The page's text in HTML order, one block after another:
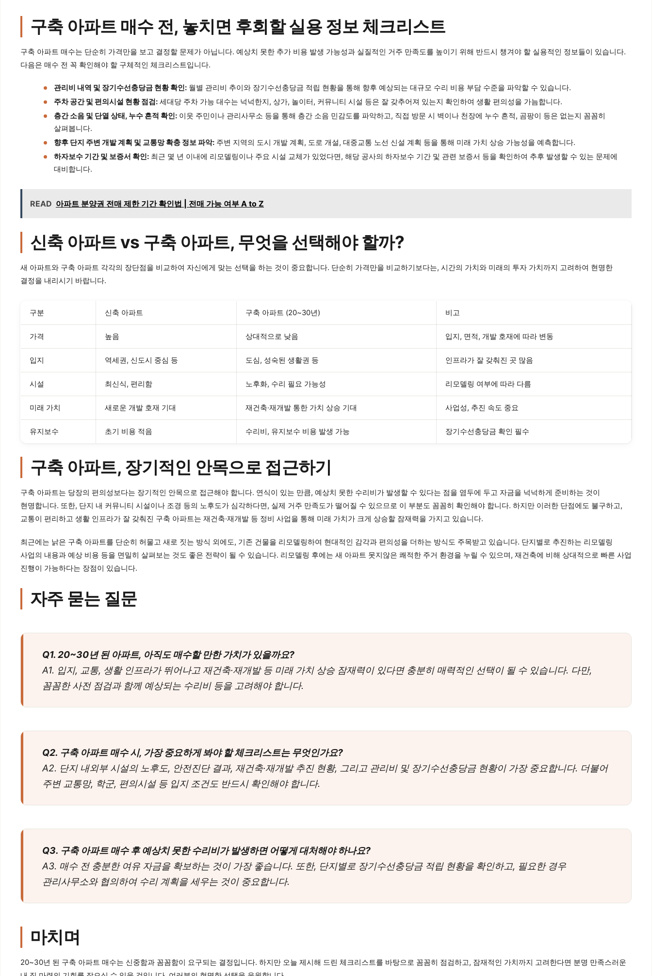
구축 아파트 매수 전, 놓치면 후회할 실용 정보 체크리스트
구축 아파트 매수는 단순히 가격만을 보고 결정할 문제가 아닙니다. 예상치 못한 추가 비용 발생 가능성과 실질적인 거주 만족도를 높이기 위해 반드시 챙겨야 할 실용적인 정보들이 있습니다.
다음은 매수 전 꼭 확인해야 할 구체적인 체크리스트입니다.
관리비 내역 및 장기수선충당금 현황 확인: 월별 관리비 추이와 장기수선충당금 적립 현황을 통해 향후 예상되는 대규모 수리 비용 부담 수준을 파악할 수 있습니다.
주차 공간 및 편의시설 현황 점검: 세대당 주차 가능 대수는 넉넉한지, 상가, 놀이터, 커뮤니티 시설 등은 잘 갖추어져 있는지 확인하여 생활 편의성을 가늠합니다.
층간 소음 및 단열 상태, 누수 흔적 확인: 이웃 주민이나 관리사무소 등을 통해 층간 소음 민감도를 파악하고, 직접 방문 시 벽이나 천장에 누수 흔적, 곰팡이 등은 없는지 꼼꼼히
살펴봅니다.
향후 단지 주변 개발 계획 및 교통망 확충 정보 파악: 주변 지역의 도시 개발 계획, 도로 개설, 대중교통 노선 신설 계획 등을 통해 미래 가치 상승 가능성을 예측합니다.
하자보수 기간 및 보증서 확인: 최근 몇 년 이내에 리모델링이나 주요 시설 교체가 있었다면, 해당 공사의 하자보수 기간 및 관련 보증서 등을 확인하여 추후 발생할 수 있는 문제에
대비합니다.
READ 아파트 분양권 전매 제한 기간 확인법 | 전매 가능 여부 A to Z
신축 아파트 vs 구축 아파트, 무엇을 선택해야 할까?
새 아파트와 구축 아파트 각각의 장단점을 비교하여 자신에게 맞는 선택을 하는 것이 중요합니다. 단순히 가격만을 비교하기보다는, 시간의 가치와 미래의 투자 가치까지 고려하여 현명한
결정을 내리시기 바랍니다.
구분 신축 아파트 구축 아파트 (20~30년) 비고
가격 높음 상대적으로 낮음 입지, 면적, 개발 호재에 따라 변동
입지 역세권, 신도시 중심 등 도심, 성숙된 생활권 등 인프라가 잘 갖춰진 곳 많음
시설 최신식, 편리함 노후화, 수리 필요 가능성 리모델링 여부에 따라 다름
미래 가치 새로운 개발 호재 기대 재건축·재개발 통한 가치 상승 기대 사업성, 추진 속도 중요
유지보수 초기 비용 적음 수리비, 유지보수 비용 발생 가능 장기수선충당금 확인 필수
구축 아파트, 장기적인 안목으로 접근하기
구축 아파트는 당장의 편의성보다는 장기적인 안목으로 접근해야 합니다. 연식이 있는 만큼, 예상치 못한 수리비가 발생할 수 있다는 점을 염두에 두고 자금을 넉넉하게 준비하는 것이
현명합니다. 또한, 단지 내 커뮤니티 시설이나 조경 등의 노후도가 심각하다면, 실제 거주 만족도가 떨어질 수 있으므로 이 부분도 꼼꼼히 확인해야 합니다. 하지만 이러한 단점에도 불구하고,
교통이 편리하고 생활 인프라가 잘 갖춰진 구축 아파트는 재건축·재개발 등 정비 사업을 통해 미래 가치가 크게 상승할 잠재력을 가지고 있습니다.
최근에는 낡은 구축 아파트를 단순히 허물고 새로 짓는 방식 외에도, 기존 건물을 리모델링하여 현대적인 감각과 편의성을 더하는 방식도 주목받고 있습니다. 단지별로 추진하는 리모델링
사업의 내용과 예상 비용 등을 면밀히 살펴보는 것도 좋은 전략이 될 수 있습니다. 리모델링 후에는 새 아파트 못지않은 쾌적한 주거 환경을 누릴 수 있으며, 재건축에 비해 상대적으로 빠른 사업
진행이 가능하다는 장점이 있습니다.
자주 묻는 질문
Q1. 20~30년 된 아파트, 아직도 매수할 만한 가치가 있을까요?
A1. 입지, 교통, 생활 인프라가 뛰어나고 재건축·재개발 등 미래 가치 상승 잠재력이 있다면 충분히 매력적인 선택이 될 수 있습니다. 다만,
꼼꼼한 사전 점검과 함께 예상되는 수리비 등을 고려해야 합니다.
Q2. 구축 아파트 매수 시, 가장 중요하게 봐야 할 체크리스트는 무엇인가요?
A2. 단지 내외부 시설의 노후도, 안전진단 결과, 재건축·재개발 추진 현황, 그리고 관리비 및 장기수선충당금 현황이 가장 중요합니다. 더불어
주변 교통망, 학군, 편의시설 등 입지 조건도 반드시 확인해야 합니다.
Q3. 구축 아파트 매수 후 예상치 못한 수리비가 발생하면 어떻게 대처해야 하나요?
A3. 매수 전 충분한 여유 자금을 확보하는 것이 가장 좋습니다. 또한, 단지별로 장기수선충당금 적립 현황을 확인하고, 필요한 경우
관리사무소와 협의하여 수리 계획을 세우는 것이 중요합니다.
마치며
20~30년 된 구축 아파트 매수는 신중함과 꼼꼼함이 요구되는 결정입니다. 하지만 오늘 제시해 드린 체크리스트를 바탕으로 꼼꼼히 점검하고, 잠재적인 가치까지 고려한다면 분명 만족스러운